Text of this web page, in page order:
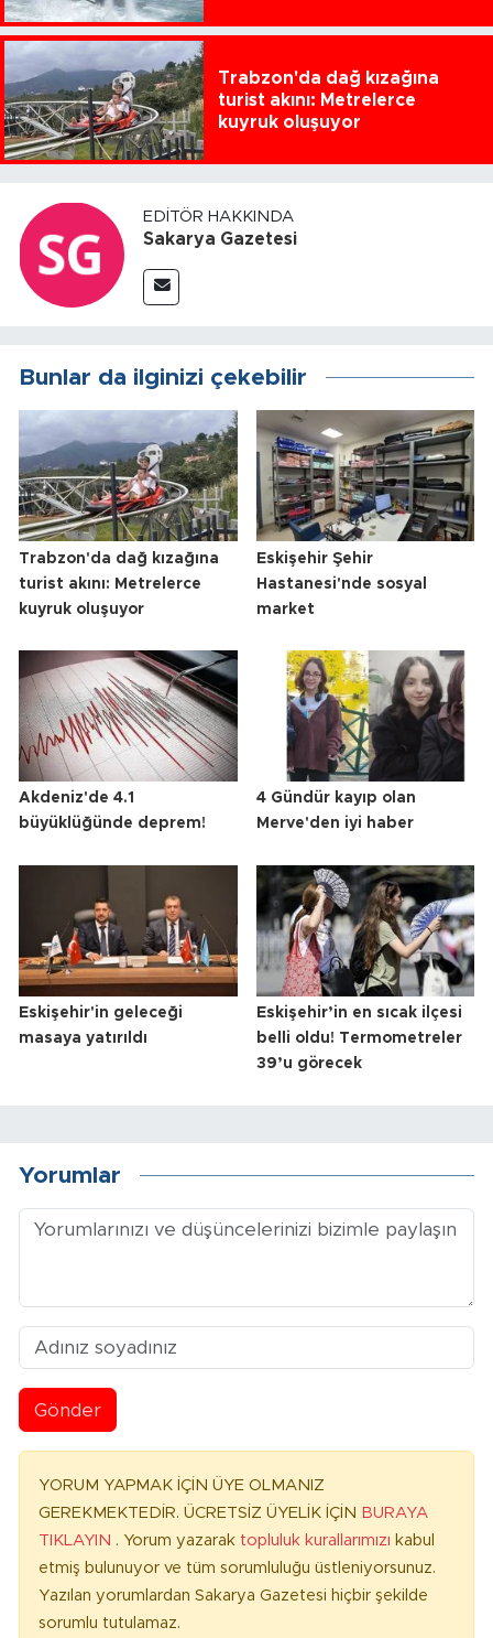
Trabzon'da dağ kızağına
turist akını: Metrelerce
kuyruk oluşuyor
EDITÖR HAKKINDA
Sakarya Gazetesi
Bunlar da ilginizi çekebilir
Trabzon'da dağ kızağına
turist akını: Metrelerce
kuyruk oluşuyor
Eskişehir Şehir
Hastanesi'nde sosyal
market
Akdeniz'de 4.1
büyüklüğünde deprem!
4 Gündür kayıp olan
Merve'den iyi haber
Eskişehir'in geleceği
masaya yatırıldı
Eskişehir’in en sıcak ilçesi
belli oldu! Termometreler
39’u görecek
Yorumlar
Gönder
YORUM YAPMAK İÇİN ÜYE OLMANIZ
GEREKMEKTEDİR. ÜCRETSİZ ÜYELİK İÇİN BURAYA
TIKLAYIN . Yorum yazarak topluluk kurallarımızı kabul
etmiş bulunuyor ve tüm sorumluluğu üstleniyorsunuz.
Yazılan yorumlardan Sakarya Gazetesi hiçbir şekilde
sorumlu tutulamaz.